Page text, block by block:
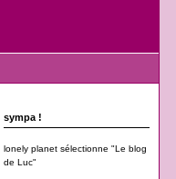
sympa !
lonely planet sélectionne "Le blog
de Luc"